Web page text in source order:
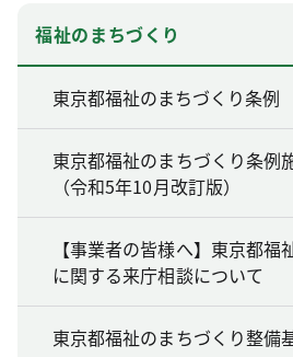
福祉のまちづくり
東京都福祉のまちづくり条例
東京都福祉のまちづくり条例
（令和5年10月改訂版）
【事業者の皆様へ】東京都福
に関する来庁相談について
東京都福祉のまちづくり整備